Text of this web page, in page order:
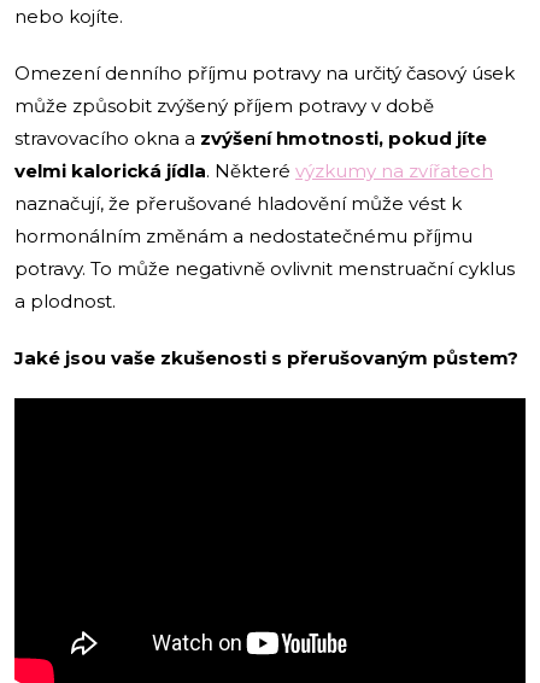
nebo kojíte.
Omezení denního příjmu potravy na určitý časový úsek
může způsobit zvýšený příjem potravy v době
stravovacího okna a zvýšení hmotnosti, pokud jíte
velmi kalorická jídla. Některé výzkumy na zvířatech
naznačují, že přerušované hladovění může vést k
hormonálním změnám a nedostatečnému příjmu
potravy. To může negativně ovlivnit menstruační cyklus
a plodnost.
Jaké jsou vaše zkušenosti s přerušovaným půstem?